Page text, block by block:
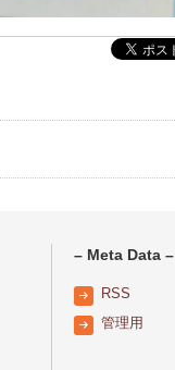
– Meta Data –
RSS
管理用